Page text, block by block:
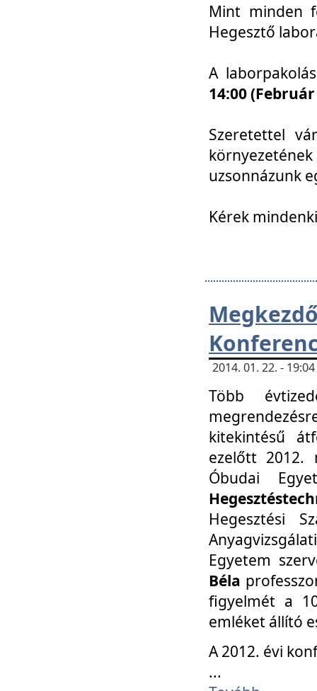
Mint minden
Hegesztő
A
14:00
Szeretettel
uzsonnázunk
Kérek
2014. 01. 22. -
Több
kitekintésű
ezelőtt 2012.
Óbudai
Hegesztési
Egyetem
Béla
figyelmét a
emléket állító
A 2012. évi
...